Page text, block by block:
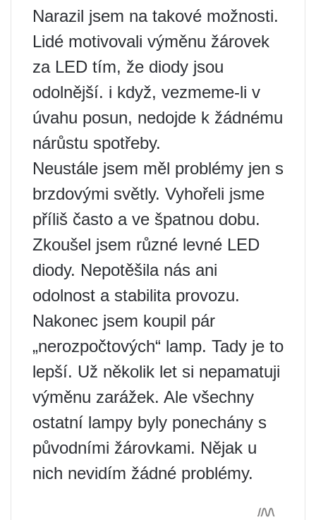
Narazil jsem na takové možnosti.
Lidé motivovali výměnu žárovek
za LED tím, že diody jsou
odolnější. i když, vezmeme-li v
úvahu posun, nedojde k žádnému
nárůstu spotřeby.
Neustále jsem měl problémy jen s
brzdovými světly. Vyhořeli jsme
příliš často a ve špatnou dobu.
Zkoušel jsem různé levné LED
diody. Nepotěšila nás ani
odolnost a stabilita provozu.
Nakonec jsem koupil pár
„nerozpočtových“ lamp. Tady je to
lepší. Už několik let si nepamatuji
výměnu zarážek. Ale všechny
ostatní lampy byly ponechány s
původními žárovkami. Nějak u
nich nevidím žádné problémy.